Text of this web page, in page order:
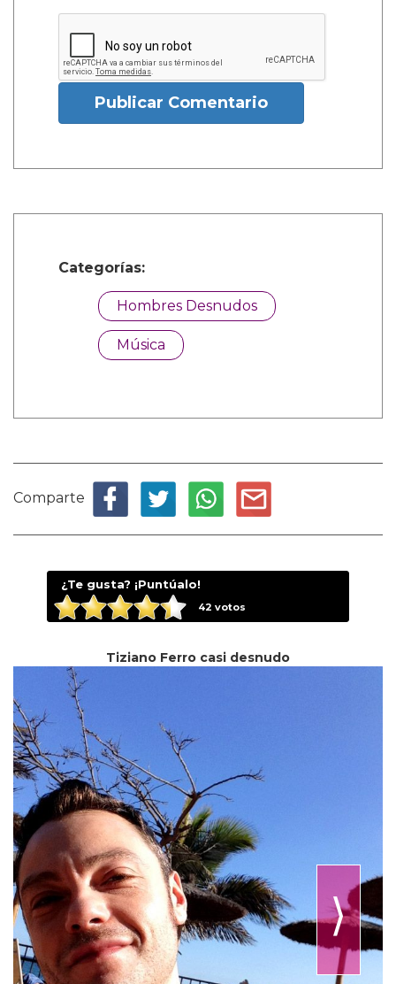
Publicar Comentario
Categorías:
Hombres Desnudos
Música
Comparte
¿Te gusta? ¡Puntúalo!
42 votos
Tiziano Ferro casi desnudo
⟩